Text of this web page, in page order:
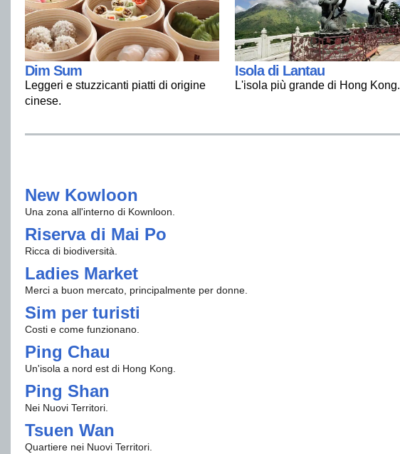
Dim Sum
Leggeri e stuzzicanti piatti di origine
cinese.
Isola di Lantau
L'isola più grande di Hong Kong.
New Kowloon
Una zona all'interno di Kownloon.
Riserva di Mai Po
Ricca di biodiversità.
Ladies Market
Merci a buon mercato, principalmente per donne.
Sim per turisti
Costi e come funzionano.
Ping Chau
Un'isola a nord est di Hong Kong.
Ping Shan
Nei Nuovi Territori.
Tsuen Wan
Quartiere nei Nuovi Territori.